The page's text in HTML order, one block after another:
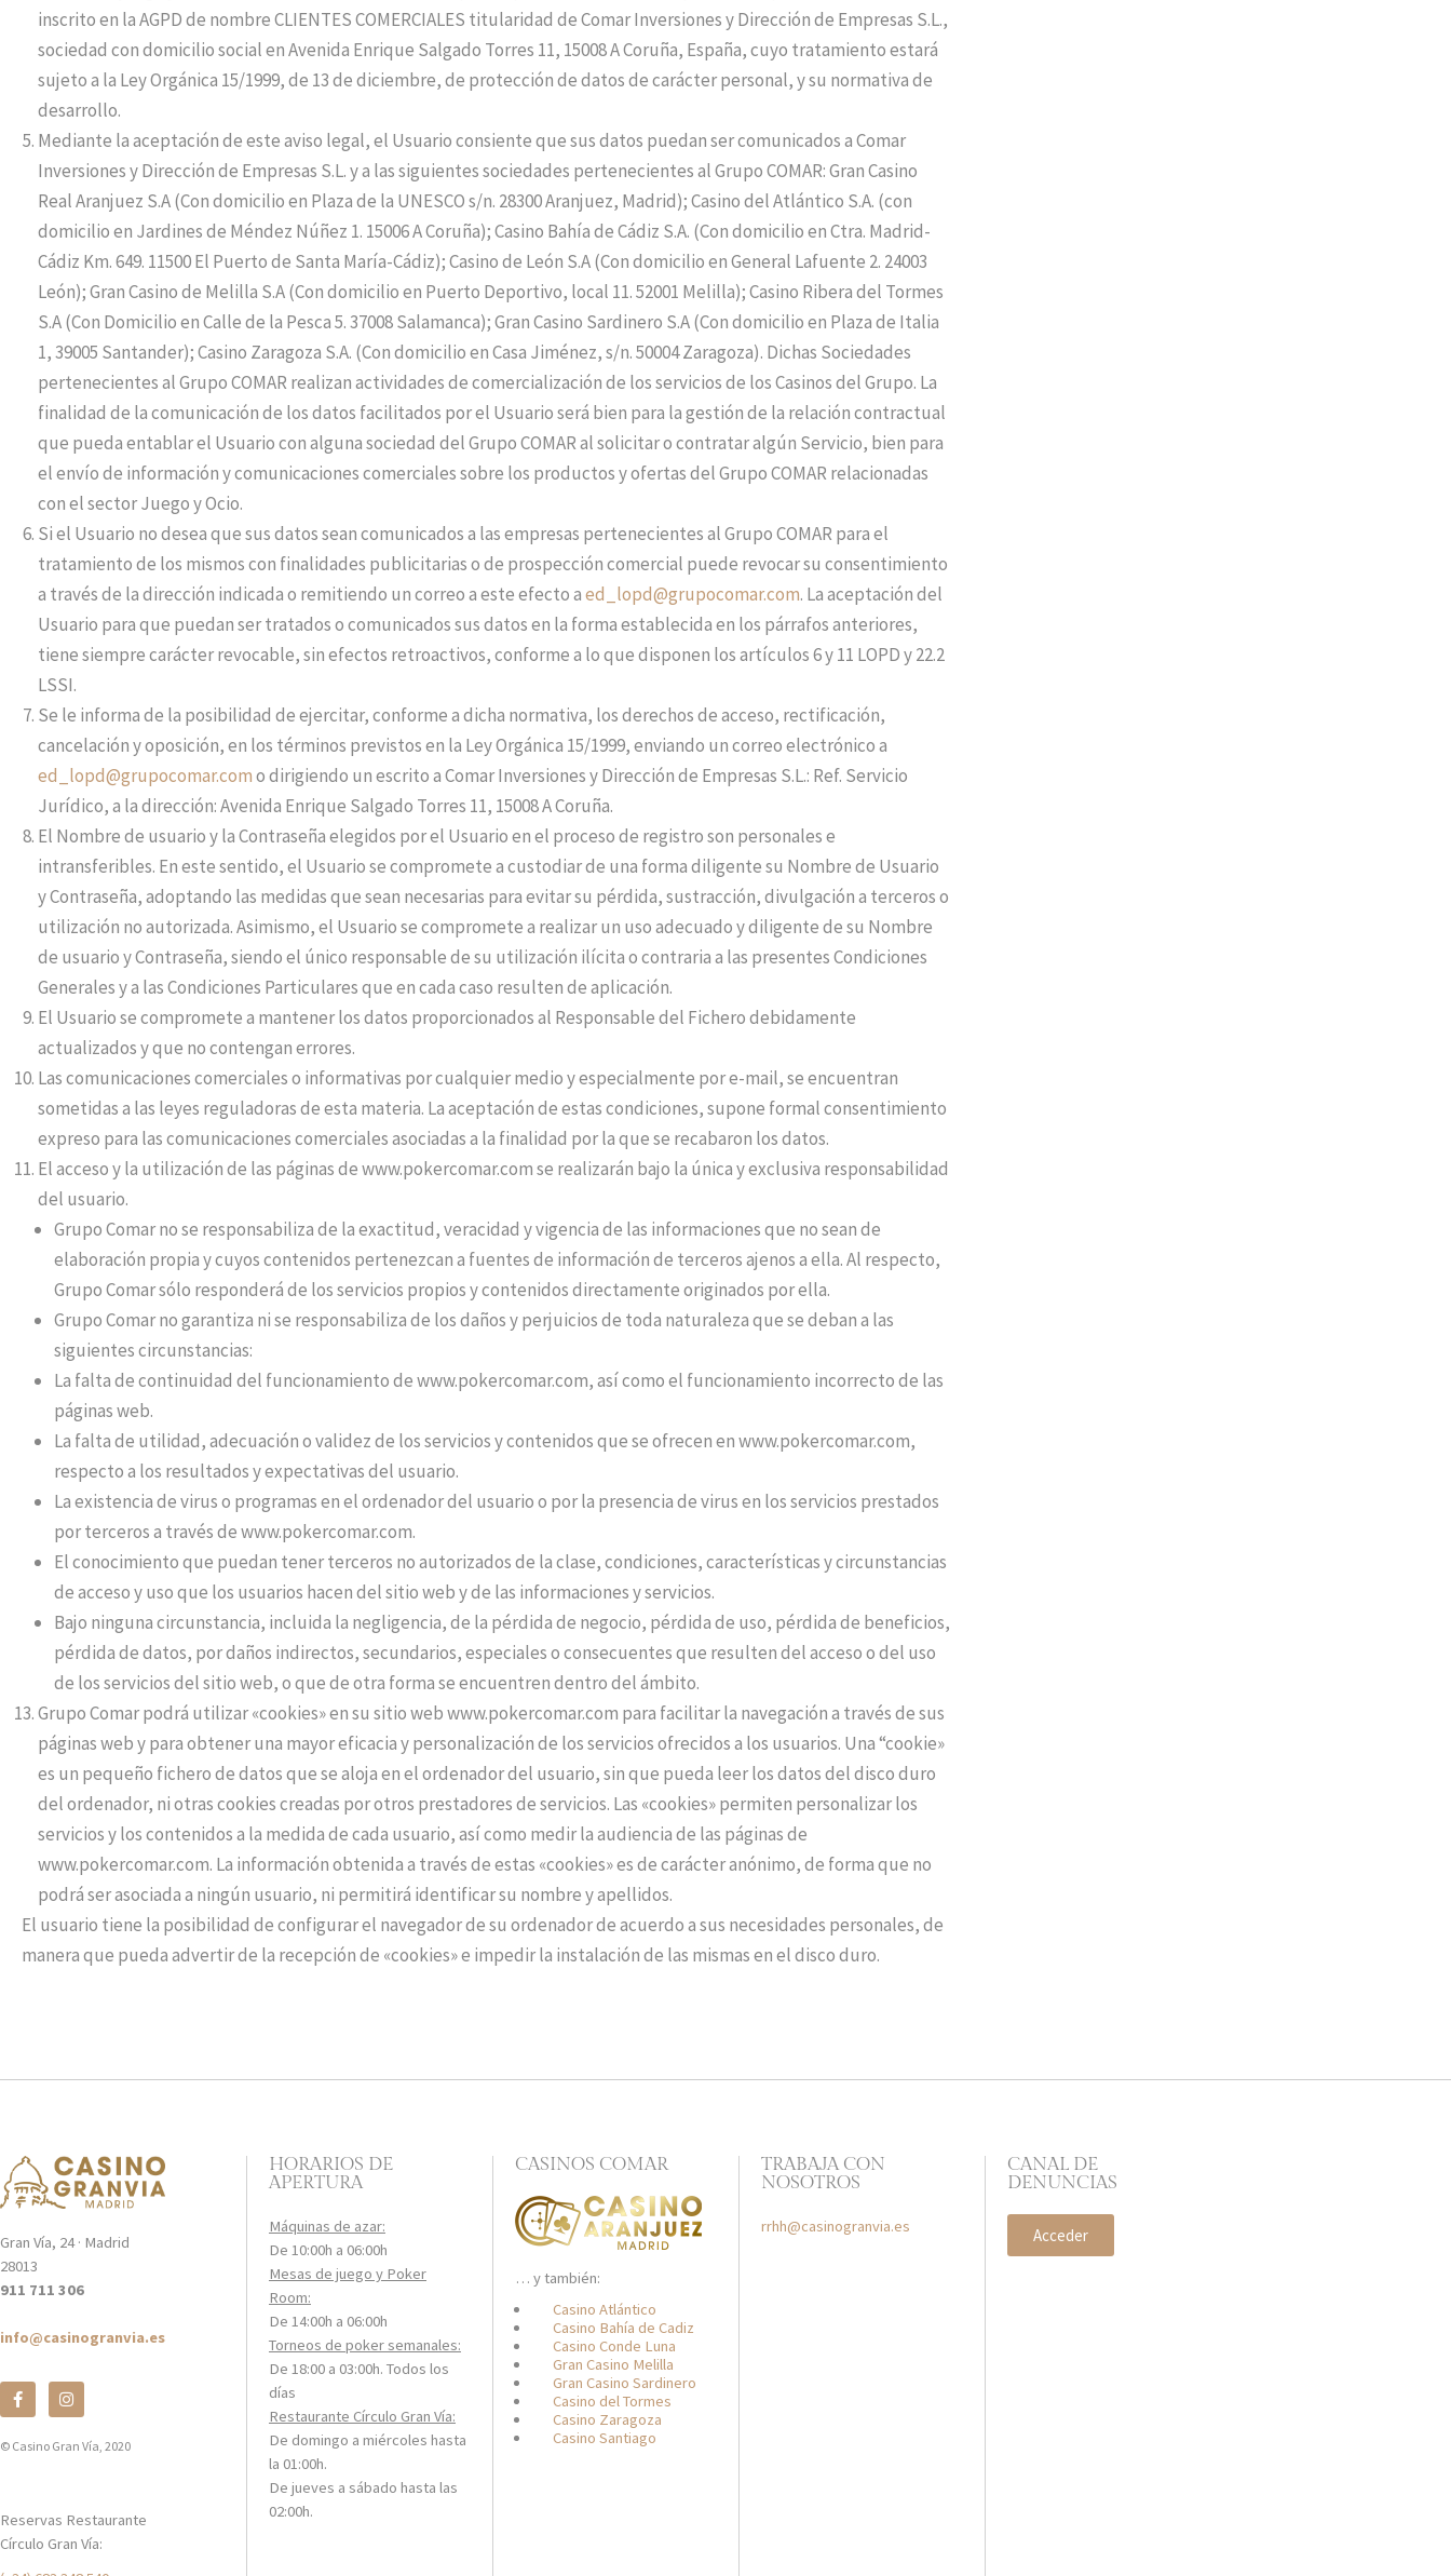
inscrito en la AGPD de nombre CLIENTES COMERCIALES titularidad de Comar Inversiones y Dirección de Empresas S.L.,
sociedad con domicilio social en Avenida Enrique Salgado Torres 11, 15008 A Coruña, España, cuyo tratamiento estará
sujeto a la Ley Orgánica 15/1999, de 13 de diciembre, de protección de datos de carácter personal, y su normativa de
desarrollo.
Mediante la aceptación de este aviso legal, el Usuario consiente que sus datos puedan ser comunicados a Comar
Inversiones y Dirección de Empresas S.L. y a las siguientes sociedades pertenecientes al Grupo COMAR: Gran Casino
Real Aranjuez S.A (Con domicilio en Plaza de la UNESCO s/n. 28300 Aranjuez, Madrid); Casino del Atlántico S.A. (con
domicilio en Jardines de Méndez Núñez 1. 15006 A Coruña); Casino Bahía de Cádiz S.A. (Con domicilio en Ctra. Madrid-
Cádiz Km. 649. 11500 El Puerto de Santa María-Cádiz); Casino de León S.A (Con domicilio en General Lafuente 2. 24003
León); Gran Casino de Melilla S.A (Con domicilio en Puerto Deportivo, local 11. 52001 Melilla); Casino Ribera del Tormes
S.A (Con Domicilio en Calle de la Pesca 5. 37008 Salamanca); Gran Casino Sardinero S.A (Con domicilio en Plaza de Italia
1, 39005 Santander); Casino Zaragoza S.A. (Con domicilio en Casa Jiménez, s/n. 50004 Zaragoza). Dichas Sociedades
pertenecientes al Grupo COMAR realizan actividades de comercialización de los servicios de los Casinos del Grupo. La
finalidad de la comunicación de los datos facilitados por el Usuario será bien para la gestión de la relación contractual
que pueda entablar el Usuario con alguna sociedad del Grupo COMAR al solicitar o contratar algún Servicio, bien para
el envío de información y comunicaciones comerciales sobre los productos y ofertas del Grupo COMAR relacionadas
con el sector Juego y Ocio.
Si el Usuario no desea que sus datos sean comunicados a las empresas pertenecientes al Grupo COMAR para el
tratamiento de los mismos con finalidades publicitarias o de prospección comercial puede revocar su consentimiento
a través de la dirección indicada o remitiendo un correo a este efecto aed_lopd@grupocomar.com. La aceptación del
Usuario para que puedan ser tratados o comunicados sus datos en la forma establecida en los párrafos anteriores,
tiene siempre carácter revocable, sin efectos retroactivos, conforme a lo que disponen los artículos 6 y 11 LOPD y 22.2
LSSI.
Se le informa de la posibilidad de ejercitar, conforme a dicha normativa, los derechos de acceso, rectificación,
cancelación y oposición, en los términos previstos en la Ley Orgánica 15/1999, enviando un correo electrónico a
ed_lopd@grupocomar.como dirigiendo un escrito a Comar Inversiones y Dirección de Empresas S.L.: Ref. Servicio
Jurídico, a la dirección: Avenida Enrique Salgado Torres 11, 15008 A Coruña.
El Nombre de usuario y la Contraseña elegidos por el Usuario en el proceso de registro son personales e
intransferibles. En este sentido, el Usuario se compromete a custodiar de una forma diligente su Nombre de Usuario
y Contraseña, adoptando las medidas que sean necesarias para evitar su pérdida, sustracción, divulgación a terceros o
utilización no autorizada. Asimismo, el Usuario se compromete a realizar un uso adecuado y diligente de su Nombre
de usuario y Contraseña, siendo el único responsable de su utilización ilícita o contraria a las presentes Condiciones
Generales y a las Condiciones Particulares que en cada caso resulten de aplicación.
El Usuario se compromete a mantener los datos proporcionados al Responsable del Fichero debidamente
actualizados y que no contengan errores.
Las comunicaciones comerciales o informativas por cualquier medio y especialmente por e-mail, se encuentran
sometidas a las leyes reguladoras de esta materia. La aceptación de estas condiciones, supone formal consentimiento
expreso para las comunicaciones comerciales asociadas a la finalidad por la que se recabaron los datos.
El acceso y la utilización de las páginas de www.pokercomar.com se realizarán bajo la única y exclusiva responsabilidad
del usuario.
Grupo Comar no se responsabiliza de la exactitud, veracidad y vigencia de las informaciones que no sean de
elaboración propia y cuyos contenidos pertenezcan a fuentes de información de terceros ajenos a ella. Al respecto,
Grupo Comar sólo responderá de los servicios propios y contenidos directamente originados por ella.
Grupo Comar no garantiza ni se responsabiliza de los daños y perjuicios de toda naturaleza que se deban a las
siguientes circunstancias:
La falta de continuidad del funcionamiento de www.pokercomar.com, así como el funcionamiento incorrecto de las
páginas web.
La falta de utilidad, adecuación o validez de los servicios y contenidos que se ofrecen en www.pokercomar.com,
respecto a los resultados y expectativas del usuario.
La existencia de virus o programas en el ordenador del usuario o por la presencia de virus en los servicios prestados
por terceros a través de www.pokercomar.com.
El conocimiento que puedan tener terceros no autorizados de la clase, condiciones, características y circunstancias
de acceso y uso que los usuarios hacen del sitio web y de las informaciones y servicios.
Bajo ninguna circunstancia, incluida la negligencia, de la pérdida de negocio, pérdida de uso, pérdida de beneficios,
pérdida de datos, por daños indirectos, secundarios, especiales o consecuentes que resulten del acceso o del uso
de los servicios del sitio web, o que de otra forma se encuentren dentro del ámbito.
Grupo Comar podrá utilizar «cookies» en su sitio web www.pokercomar.com para facilitar la navegación a través de sus
páginas web y para obtener una mayor eficacia y personalización de los servicios ofrecidos a los usuarios. Una “cookie»
es un pequeño fichero de datos que se aloja en el ordenador del usuario, sin que pueda leer los datos del disco duro
del ordenador, ni otras cookies creadas por otros prestadores de servicios. Las «cookies» permiten personalizar los
servicios y los contenidos a la medida de cada usuario, así como medir la audiencia de las páginas de
www.pokercomar.com. La información obtenida a través de estas «cookies» es de carácter anónimo, de forma que no
podrá ser asociada a ningún usuario, ni permitirá identificar su nombre y apellidos.
El usuario tiene la posibilidad de configurar el navegador de su ordenador de acuerdo a sus necesidades personales, de
manera que pueda advertir de la recepción de «cookies» e impedir la instalación de las mismas en el disco duro.
Gran Vía, 24 · Madrid
28013
911 711 306
info@casinogranvia.es
© Casino Gran Vía, 2020
Reservas Restaurante
Círculo Gran Vía:
HORARIOS DE
APERTURA
Máquinas de azar:
De 10:00h a 06:00h
Mesas de juego y Poker
Room:
De 14:00h a 06:00h
Torneos de poker semanales:
De 18:00 a 03:00h. Todos los
días
Restaurante Círculo Gran Vía:
De domingo a miércoles hasta
la 01:00h.
De jueves a sábado hasta las
02:00h.
CASINOS COMAR
… y también:
Casino Atlántico
Casino Bahía de Cadiz
Casino Conde Luna
Gran Casino Melilla
Gran Casino Sardinero
Casino del Tormes
Casino Zaragoza
Casino Santiago
TRABAJA CON
NOSOTROS
rrhh@casinogranvia.es
CANAL DE
DENUNCIAS
Acceder